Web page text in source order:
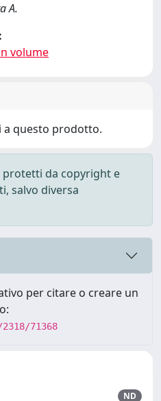
A.
volume
a questo prodotto.
protetti da copyright e
salvo diversa
per citare o creare un
71368
ND